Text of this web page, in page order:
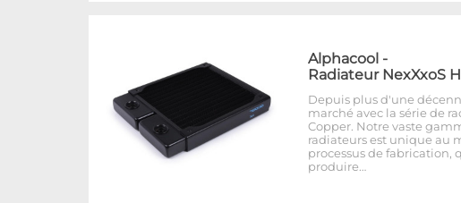
Alphacool -
Radiateur NexXxoS
Depuis plus d'une
marché avec la série de
Copper. Notre vaste
radiateurs est unique au
processus de fabrication,
produire…